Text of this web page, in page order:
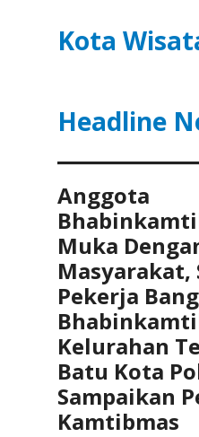
Kota
Headline
Anggota
Muka
Masyarakat,
Pekerja
Kelurahan
Batu Kota
Sampaikan
Kamtibmas